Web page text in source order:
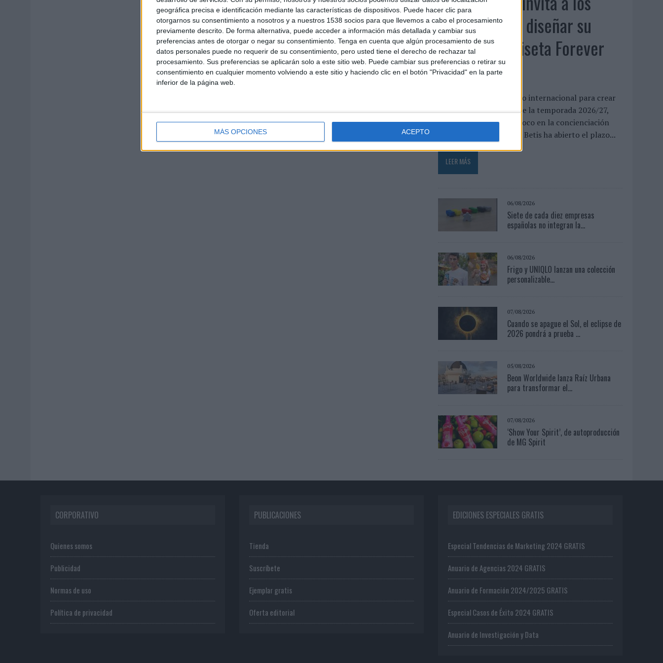
geográfica precisa e identificación mediante las características de dispositivos. Puede hacer clic para
otorgarnos su consentimiento a nosotros y a nuestros 1538 socios para que llevemos a cabo el procesamiento
previamente descrito. De forma alternativa, puede acceder a información más detallada y cambiar sus
preferencias antes de otorgar o negar su consentimiento. Tenga en cuenta que algún procesamiento de sus
datos personales puede no requerir de su consentimiento, pero usted tiene el derecho de rechazar tal
procesamiento. Sus preferencias se aplicarán solo a este sitio web. Puede cambiar sus preferencias o retirar su
consentimiento en cualquier momento volviendo a este sitio y haciendo clic en el botón "Privacidad" en la parte
inferior de la página web.
MÁS OPCIONES ACEPTO
aficionados a diseñar su
próxima camiseta Forever
Green
El club abre un concurso internacional para crear
la equipación especial de la temporada 2026/27,
que volverá a poner el foco en la concienciación
medioambiental El Real Betis ha abierto el plazo...
LEER MÁS
06/08/2026
Siete de cada diez empresas
españolas no integran la...
06/08/2026
Frigo y UNIQLO lanzan una colección
personalizable...
07/08/2026
Cuando se apague el Sol, el eclipse de
2026 pondrá a prueba ...
05/08/2026
Beon Worldwide lanza Raíz Urbana
para transformar el...
07/08/2026
‘Show Your Spirit’, de autoproducción
de MG Spirit
CORPORATIVO
Quienes somos
Publicidad
Normas de uso
Política de privacidad
PUBLICACIONES
Tienda
Suscríbete
Ejemplar gratis
Oferta editorial
EDICIONES ESPECIALES GRATIS
Especial Tendencias de Marketing 2024 GRATIS
Anuario de Agencias 2024 GRATIS
Anuario de Formación 2024/2025 GRATIS
Especial Casos de Éxito 2024 GRATIS
Anuario de Investigación y Data